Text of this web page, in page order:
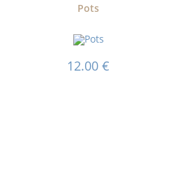
Pots
12.00€